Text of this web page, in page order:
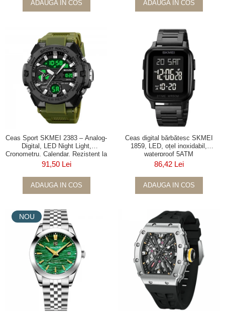
ADAUGA IN COS ADAUGA IN COS
Ceas Sport SKMEI 2383 – Analog-
Digital, LED Night Light,
Cronometru, Calendar, Rezistent la
Apă 5ATM, Dual Time, Shockproof
91,50 Lei
ADAUGA IN COS
Ceas digital bărbătesc SKMEI
1859, LED, oțel inoxidabil,
waterproof 5ATM
86,42 Lei
ADAUGA IN COS
NOU